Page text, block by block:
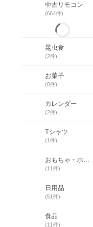
中古リモコン
(664件)
昆虫食
(2件)
お菓子
(0件)
カレンダー
(2件)
Tシャツ
(1件)
おもちゃ・ホビー
(11件)
日用品
(51件)
食品
(11件)